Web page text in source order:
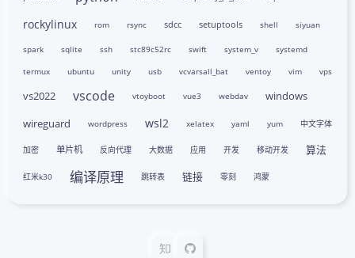
rockylinux rom rsync sdcc setuptools shell siyuan
spark sqlite ssh stc89c52rc swift system_v
systemd
termux
ubuntu unity usb vcvarsall_bat ventoy vim vps
vs2022 vscode vtoyboot vue3 webdav
windows
wireguard
wordpress wsl2 xelatex yaml yum 中文字体
加密 单片机 反向代理 大数据 应用 开发 移动开发 算法
红米k30 编译原理 跳转表 链接 零刻 鸿蒙